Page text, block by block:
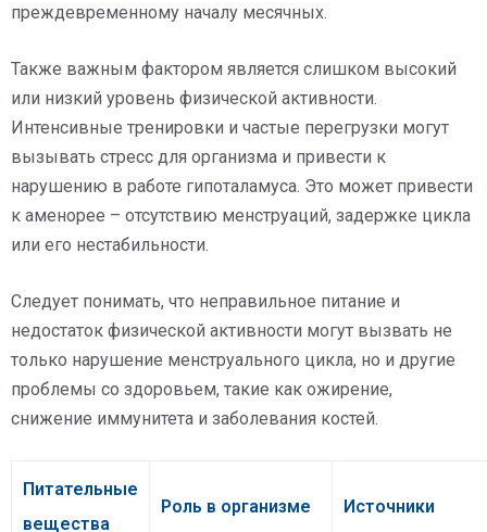
преждевременному началу месячных.
Также важным фактором является слишком высокий
или низкий уровень физической активности.
Интенсивные тренировки и частые перегрузки могут
вызывать стресс для организма и привести к
нарушению в работе гипоталамуса. Это может привести
к аменорее – отсутствию менструаций, задержке цикла
или его нестабильности.
Следует понимать, что неправильное питание и
недостаток физической активности могут вызвать не
только нарушение менструального цикла, но и другие
проблемы со здоровьем, такие как ожирение,
снижение иммунитета и заболевания костей.
Питательные
вещества
Роль в организме Источники